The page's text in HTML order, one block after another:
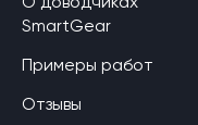
SmartGear
Примеры работ
Отзывы